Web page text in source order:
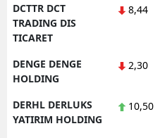
DCTTR DCT
TRADING DIS
TICARET
8,44
DENGE DENGE
HOLDING
2,30
DERHL DERLUKS
YATIRIM HOLDING
10,50